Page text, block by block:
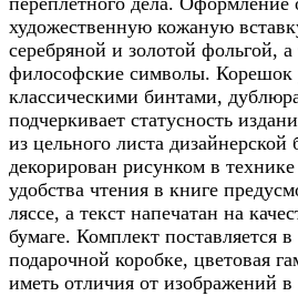
художественную кожаную
серебряной и золотой фольгой,
философские символы. Корешок
классическими бинтами,
подчеркивает статусность
из цельного листа дизайнерской
декорирован рисунком в
удобства чтения в книге
ляссе, а текст напечатан на
бумаге. Комплект поставляется
подарочной коробке, цветовая
иметь отличия от изображений в